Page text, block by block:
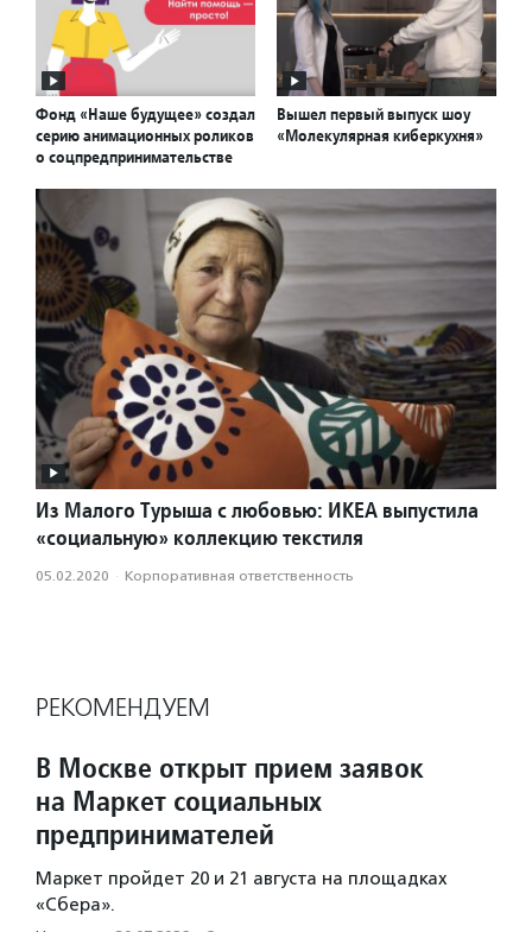
Фонд «Наше будущее» создал
серию анимационных роликов
о соцпредпринимательстве
Вышел первый выпуск шоу
«Молекулярная киберкухня»
Из Малого Турыша с любовью: ИКЕА выпустила
«социальную» коллекцию текстиля
05.02.2020 · Корпоративная ответственность
РЕКОМЕНДУЕМ
В Москве открыт прием заявок
на Маркет социальных
предпринимателей
Маркет пройдет 20 и 21 августа на площадках
«Сбера».